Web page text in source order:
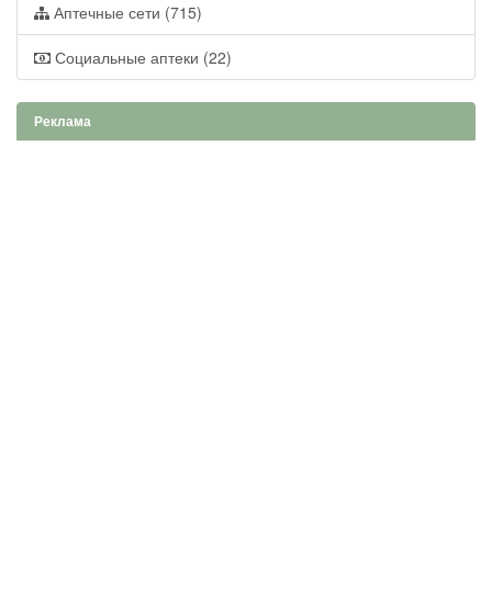
Аптечные сети (715)
Социальные аптеки (22)
Реклама